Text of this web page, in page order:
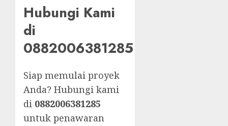
Hubungi Kami
di
0882006381285
Siap memulai proyek
Anda? Hubungi kami
di 0882006381285
untuk penawaran